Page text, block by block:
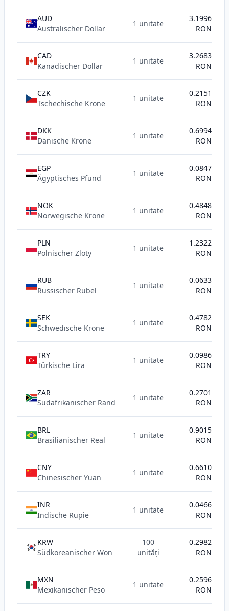
AUD
Australischer Dollar
1 unitate
3.1996
RON
CAD
Kanadischer Dollar
1 unitate
3.2683
RON
CZK
Tschechische Krone
1 unitate
0.2151
RON
DKK
Dänische Krone
1 unitate
0.6994
RON
EGP
Ägyptisches Pfund
1 unitate
0.0847
RON
NOK
Norwegische Krone
1 unitate
0.4848
RON
PLN
Polnischer Zloty
1 unitate
1.2322
RON
RUB
Russischer Rubel
1 unitate
0.0633
RON
SEK
Schwedische Krone
1 unitate
0.4782
RON
TRY
Türkische Lira
1 unitate
0.0986
RON
ZAR
Südafrikanischer Rand
1 unitate
0.2701
RON
BRL
Brasilianischer Real
1 unitate
0.9015
RON
CNY
Chinesischer Yuan
1 unitate
0.6610
RON
INR
Indische Rupie
1 unitate
0.0466
RON
KRW
Südkoreanischer Won
100
unități
0.2982
RON
MXN
Mexikanischer Peso
1 unitate
0.2596
RON